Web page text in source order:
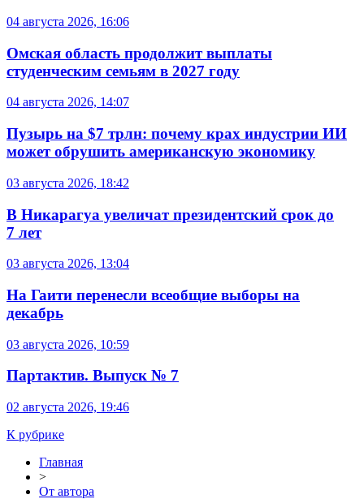
04 августа 2026, 16:06
Омская область продолжит выплаты
студенческим семьям в 2027 году
04 августа 2026, 14:07
Пузырь на $7 трлн: почему крах индустрии ИИ
может обрушить американскую экономику
03 августа 2026, 18:42
В Никарагуа увеличат президентский срок до
7 лет
03 августа 2026, 13:04
На Гаити перенесли всеобщие выборы на
декабрь
03 августа 2026, 10:59
Партактив. Выпуск № 7
02 августа 2026, 19:46
К рубрике
Главная
>
От автора